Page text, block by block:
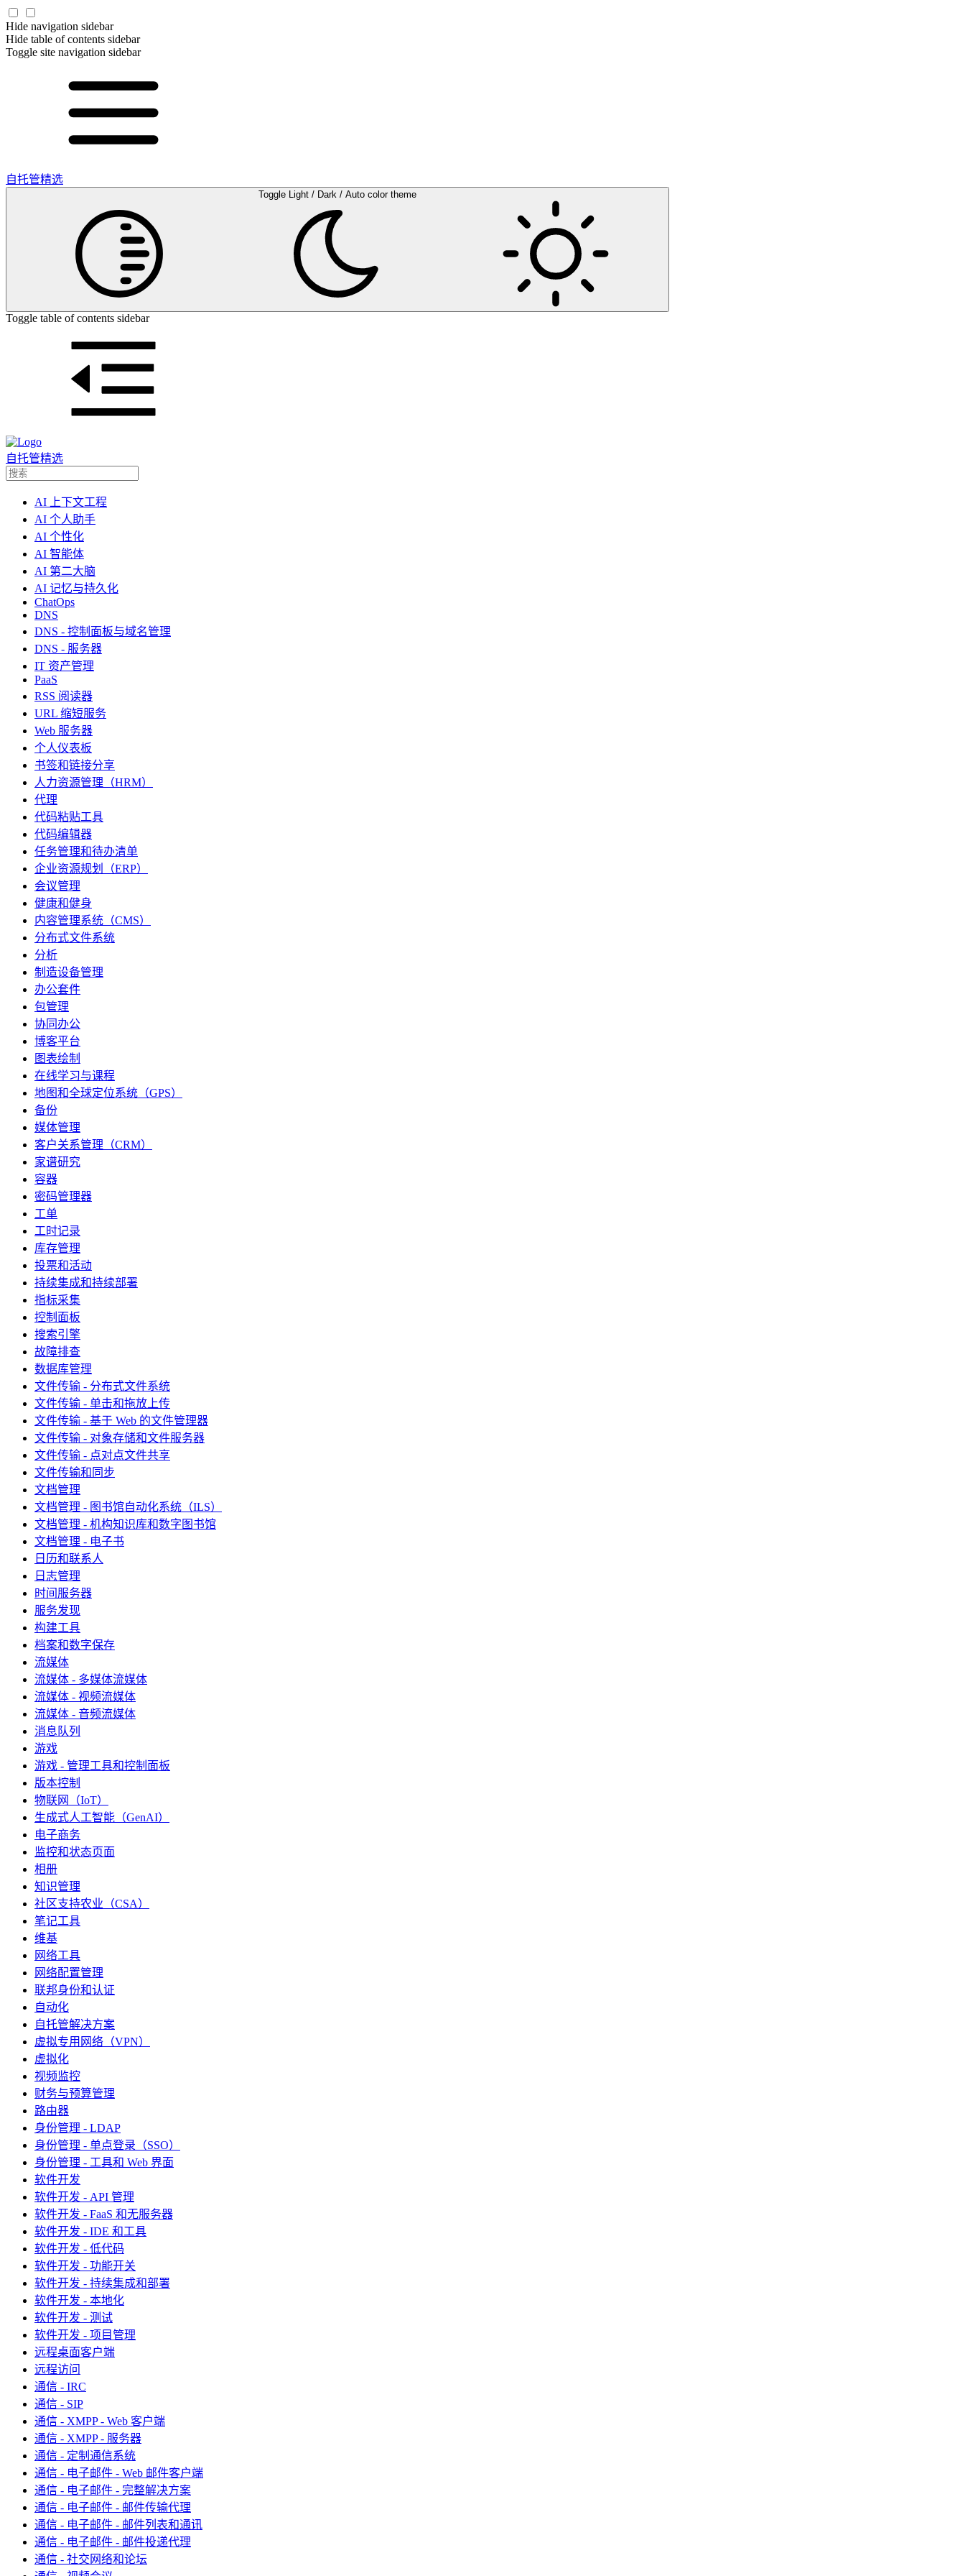
Hide navigation sidebar
Hide table of contents sidebar
Toggle site navigation sidebar
自托管精选
Toggle Light / Dark / Auto color theme
Toggle table of contents sidebar
自托管精选
AI 上下文工程
AI 个人助手
AI 个性化
AI 智能体
AI 第二大脑
AI 记忆与持久化
ChatOps
DNS
DNS - 控制面板与域名管理
DNS - 服务器
IT 资产管理
PaaS
RSS 阅读器
URL 缩短服务
Web 服务器
个人仪表板
书签和链接分享
人力资源管理（HRM）
代理
代码粘贴工具
代码编辑器
任务管理和待办清单
企业资源规划（ERP）
会议管理
健康和健身
内容管理系统（CMS）
分布式文件系统
分析
制造设备管理
办公套件
包管理
协同办公
博客平台
图表绘制
在线学习与课程
地图和全球定位系统（GPS）
备份
媒体管理
客户关系管理（CRM）
家谱研究
容器
密码管理器
工单
工时记录
库存管理
投票和活动
持续集成和持续部署
指标采集
控制面板
搜索引擎
故障排查
数据库管理
文件传输 - 分布式文件系统
文件传输 - 单击和拖放上传
文件传输 - 基于 Web 的文件管理器
文件传输 - 对象存储和文件服务器
文件传输 - 点对点文件共享
文件传输和同步
文档管理
文档管理 - 图书馆自动化系统（ILS）
文档管理 - 机构知识库和数字图书馆
文档管理 - 电子书
日历和联系人
日志管理
时间服务器
服务发现
构建工具
档案和数字保存
流媒体
流媒体 - 多媒体流媒体
流媒体 - 视频流媒体
流媒体 - 音频流媒体
消息队列
游戏
游戏 - 管理工具和控制面板
版本控制
物联网（IoT）
生成式人工智能（GenAI）
电子商务
监控和状态页面
相册
知识管理
社区支持农业（CSA）
笔记工具
维基
网络工具
网络配置管理
联邦身份和认证
自动化
自托管解决方案
虚拟专用网络（VPN）
虚拟化
视频监控
财务与预算管理
路由器
身份管理 - LDAP
身份管理 - 单点登录（SSO）
身份管理 - 工具和 Web 界面
软件开发
软件开发 - API 管理
软件开发 - FaaS 和无服务器
软件开发 - IDE 和工具
软件开发 - 低代码
软件开发 - 功能开关
软件开发 - 持续集成和部署
软件开发 - 本地化
软件开发 - 测试
软件开发 - 项目管理
远程桌面客户端
远程访问
通信 - IRC
通信 - SIP
通信 - XMPP - Web 客户端
通信 - XMPP - 服务器
通信 - 定制通信系统
通信 - 电子邮件 - Web 邮件客户端
通信 - 电子邮件 - 完整解决方案
通信 - 电子邮件 - 邮件传输代理
通信 - 电子邮件 - 邮件列表和通讯
通信 - 电子邮件 - 邮件投递代理
通信 - 社交网络和论坛